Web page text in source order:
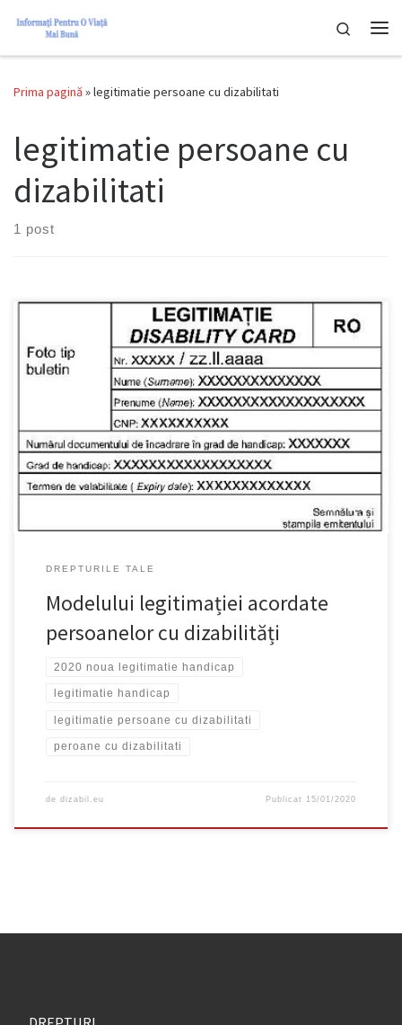
Skip to content
Search
Prima pagină»legitimatie persoane cu dizabilitati
legitimatie persoane cu
dizabilitati
1 post
NOUA LEGITIMATIE pentru PERSOANE cu HANCAP - Noul model al
legitimației acordate persoanelor cu dizabilități a intrat in vigoare
din luna ianuarie 2020
DREPTURILE TALE
Modelului legitimației acordate
persoanelor cu dizabilități
2020 noua legitimatie handicap
legitimatie handicap
legitimatie persoane cu dizabilitati
peroane cu dizabilitati
de dizabil.eu Publicat 15/01/2020